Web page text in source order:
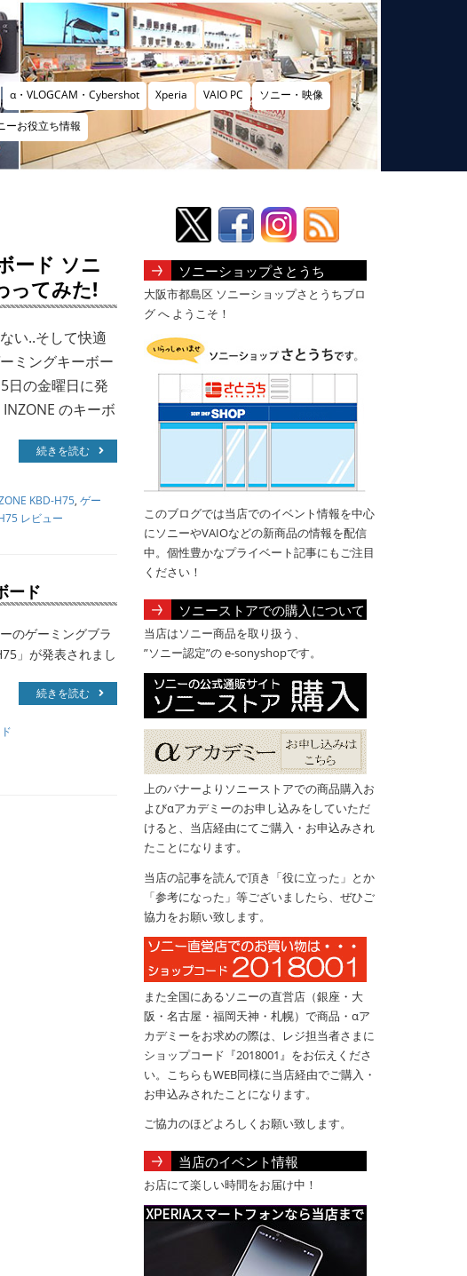
α・VLOGCAM・Cybershot Xperia VAIO PC ソニー・映像
ーお役立ち情報
ード ソニ
ってみた!
い..そして快適
ミングキーボー
日の金曜日に発
のキーボ
続きを読む
KBD-H75, ゲー
レビュー
ード
のゲーミングブラ
」が発表されまし
続きを読む
ソニーショップさとうち
大阪市都島区 ソニーショップさとうちブロ
グ へ ようこそ！
このブログでは当店でのイベント情報を中心
にソニーやVAIOなどの新商品の情報を配信
中。個性豊かなプライベート記事にもご注目
ください！
ソニーストアでの購入について
当店はソニー商品を取り扱う、
”ソニー認定”の e-sonyshopです。
上のバナーよりソニーストアでの商品購入お
よびαアカデミーのお申し込みをしていただ
けると、当店経由にてご購入・お申込みされ
たことになります。
当店の記事を読んで頂き「役に立った」とか
「参考になった」等ございましたら、ぜひご
協力をお願い致します。
また全国にあるソニーの直営店（銀座・大
阪・名古屋・福岡天神・札幌）で商品・αア
カデミーをお求めの際は、レジ担当者さまに
ショップコード『2018001』をお伝えくださ
い。こちらもWEB同様に当店経由でご購入・
お申込みされたことになります。
ご協力のほどよろしくお願い致します。
当店のイベント情報
お店にて楽しい時間をお届け中！